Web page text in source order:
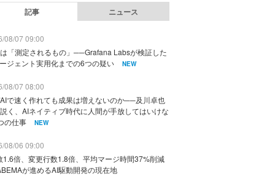
記事 ニュース
08/07 09:00
「測定されるもの」──Grafana Labsが検証した
ジェント実用化までの6つの疑い
NEW
08/07 08:00
で速く作れても成果は増えないのか──及川卓也
く、AIネイティブ時代に人間が手放してはいけな
の仕事
NEW
08/06 09:00
1.6倍、変更行数1.8倍、平均マージ時間37%削減
が進めるAI駆動開発の現在地